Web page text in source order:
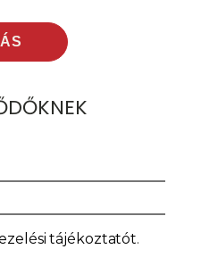
tájékoztatót.